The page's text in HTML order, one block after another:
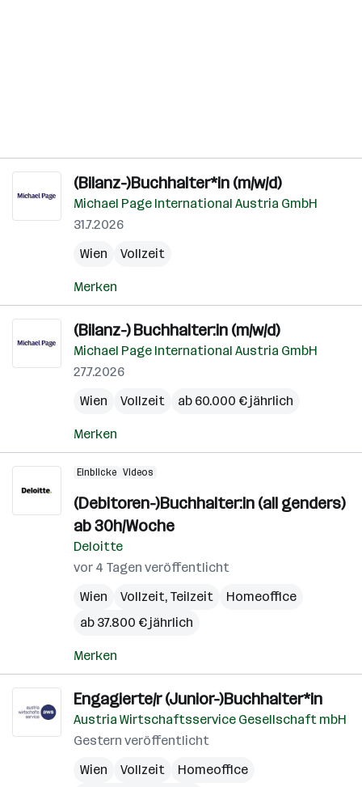
(Bilanz-)Buchhalter*in (m/w/d)
Michael Page International Austria GmbH
31.7.2026
Wien
Vollzeit
Merken
(Bilanz-) Buchhalter:in (m/w/d)
Michael Page International Austria GmbH
27.7.2026
Wien
Vollzeit ab 60.000 € jährlich
Merken
Einblicke Videos
(Debitoren-)Buchhalter:in (all genders)
ab 30h/Woche
Deloitte
vor 4 Tagen veröffentlicht
Wien
Vollzeit, Teilzeit
Homeoffice
ab 37.800 € jährlich
Merken
Engagierte/r (Junior-)Buchhalter*in
Austria Wirtschaftsservice Gesellschaft mbH
Gestern veröffentlicht
Wien
Vollzeit
Homeoffice